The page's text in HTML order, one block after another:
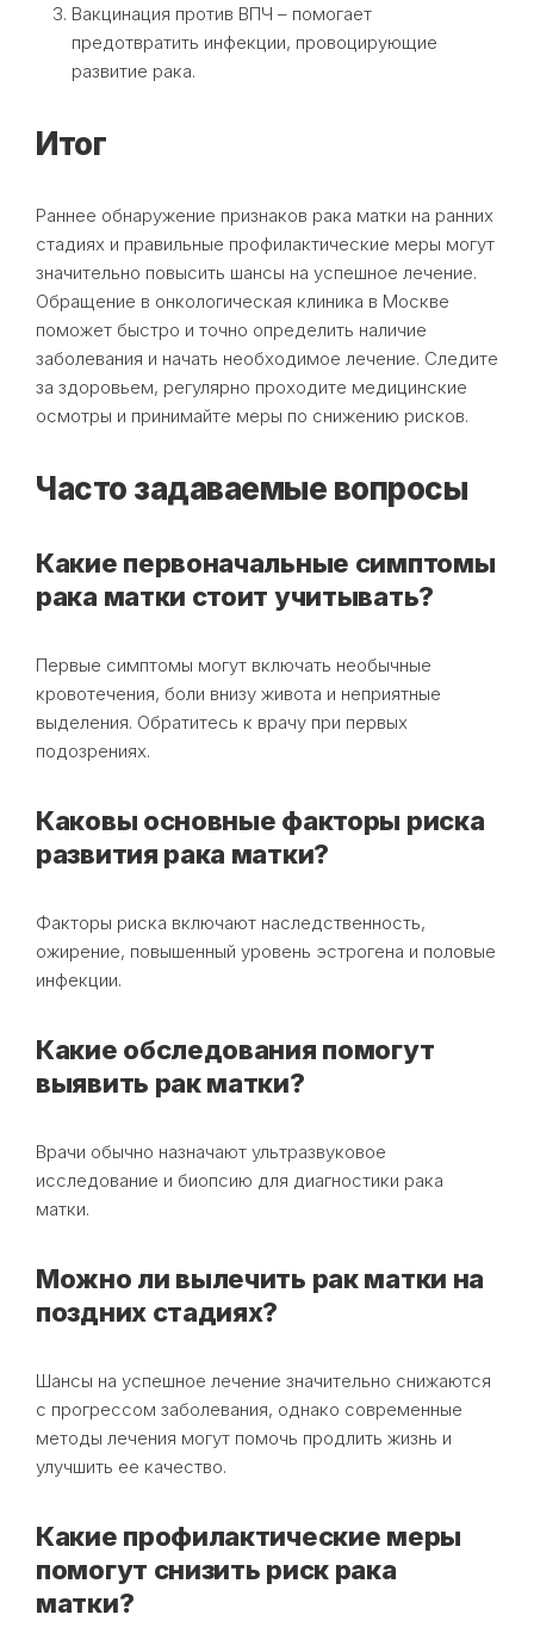
Вакцинация против ВПЧ – помогает
предотвратить инфекции, провоцирующие
развитие рака.
Итог
Раннее обнаружение признаков рака матки на ранних
стадиях и правильные профилактические меры могут
значительно повысить шансы на успешное лечение.
Обращение в онкологическая клиника в Москве
поможет быстро и точно определить наличие
заболевания и начать необходимое лечение. Следите
за здоровьем, регулярно проходите медицинские
осмотры и принимайте меры по снижению рисков.
Часто задаваемые вопросы
Какие первоначальные симптомы
рака матки стоит учитывать?
Первые симптомы могут включать необычные
кровотечения, боли внизу живота и неприятные
выделения. Обратитесь к врачу при первых
подозрениях.
Каковы основные факторы риска
развития рака матки?
Факторы риска включают наследственность,
ожирение, повышенный уровень эстрогена и половые
инфекции.
Какие обследования помогут
выявить рак матки?
Врачи обычно назначают ультразвуковое
исследование и биопсию для диагностики рака
матки.
Можно ли вылечить рак матки на
поздних стадиях?
Шансы на успешное лечение значительно снижаются
с прогрессом заболевания, однако современные
методы лечения могут помочь продлить жизнь и
улучшить ее качество.
Какие профилактические меры
помогут снизить риск рака
матки?